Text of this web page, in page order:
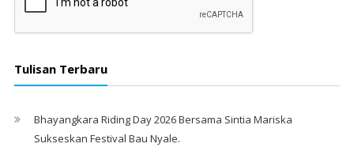
Tulisan Terbaru
Bhayangkara Riding Day 2026 Bersama Sintia Mariska
Sukseskan Festival Bau Nyale. ‎